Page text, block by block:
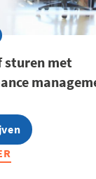
sturen met